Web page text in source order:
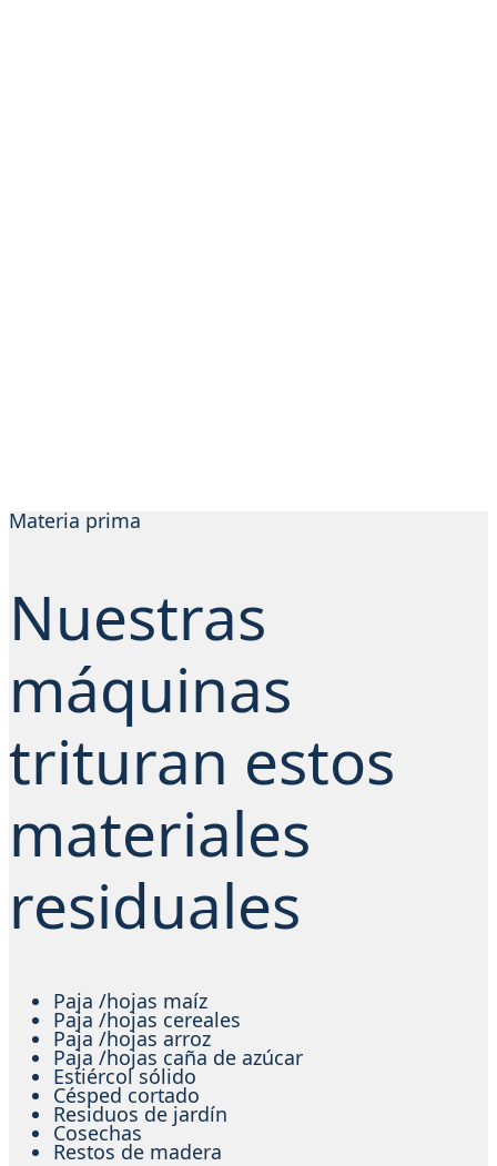
Materia prima
Nuestras
máquinas
trituran estos
materiales
residuales
Paja /hojas maíz
Paja /hojas cereales
Paja /hojas arroz
Paja /hojas caña de azúcar
Estiércol sólido
Césped cortado
Residuos de jardín
Cosechas
Restos de madera